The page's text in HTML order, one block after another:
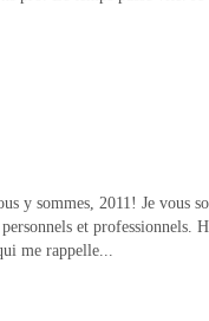
y sommes, 2011! Je vous
et professionnels.
me rappelle...